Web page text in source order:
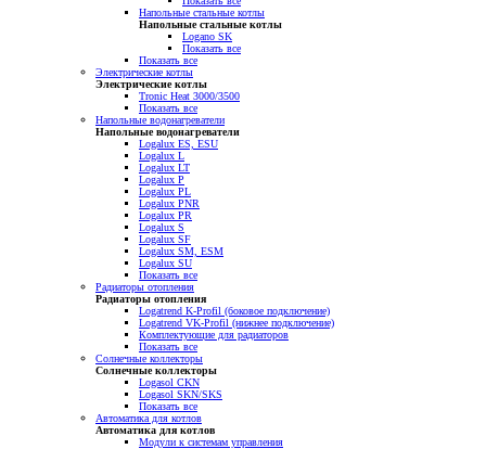
Напольные стальные котлы
Напольные стальные котлы
Logano SK
Показать все
Показать все
Электрические котлы
Электрические котлы
Tronic Heat 3000/3500
Показать все
Напольные водонагреватели
Напольные водонагреватели
Logalux ES, ESU
Logalux L
Logalux LT
Logalux P
Logalux PL
Logalux PNR
Logalux PR
Logalux S
Logalux SF
Logalux SM, ESM
Logalux SU
Показать все
Радиаторы отопления
Радиаторы отопления
Logatrend K-Profil (боковое подключение)
Logatrend VK-Profil (нижнее подключение)
Комплектующие для радиаторов
Показать все
Солнечные коллекторы
Солнечные коллекторы
Logasol CKN
Logasol SKN/SKS
Показать все
Автоматика для котлов
Автоматика для котлов
Модули к системам управления